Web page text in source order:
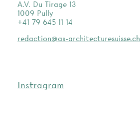
A.V. Du Tirage 13
1009 Pully
+41 79 645 11 14
redaction@as-architecturesuisse.ch
Instragram